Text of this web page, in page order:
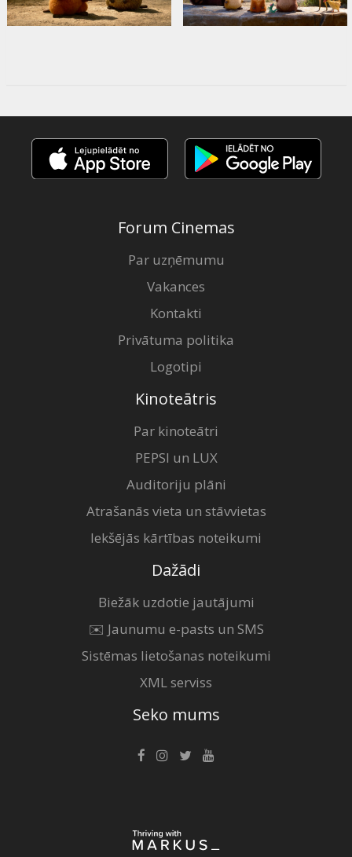
Forum Cinemas
Par uzņēmumu
Vakances
Kontakti
Privātuma politika
Logotipi
Kinoteātris
Par kinoteātri
PEPSI un LUX
Auditoriju plāni
Atrašanās vieta un stāvvietas
Iekšējās kārtības noteikumi
Dažādi
Biežāk uzdotie jautājumi
✉️ Jaunumu e-pasts un SMS
Sistēmas lietošanas noteikumi
XML serviss
Seko mums